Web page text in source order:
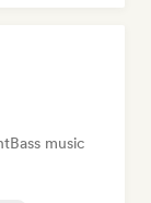
Bass music